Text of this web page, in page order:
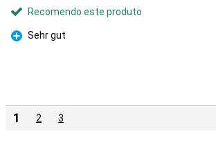
Recomendo este produto
Prós
Sehr gut
1 2 3